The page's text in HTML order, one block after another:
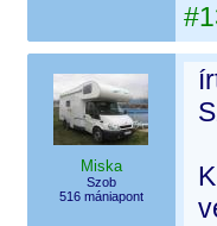
Miska
Szob
516 mániapont